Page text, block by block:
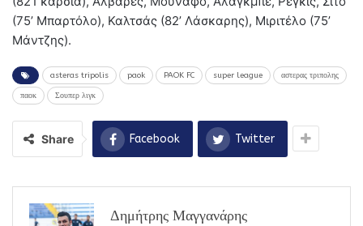
(75’ Μπαρτόλο), Καλτσάς (82’ Λάσκαρης), Μιριτέλο (75’
Μάντζης).
asteras tripolis paok PAOK FC super league αστερας τριπολης
παοκ Σουπερ λιγκ
Share Facebook Twitter
Δημήτρης Μαγγανάρης